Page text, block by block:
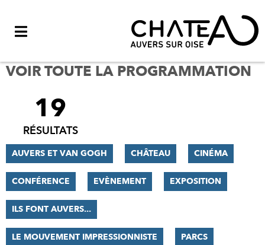
VOIR TOUTE LA PROGRAMMATION
FILTRER
RÉSULTATS
19
RÉSULTATS
AUVERS ET VAN GOGH CHÂTEAU CINÉMA
CONFÉRENCE EVÈNEMENT EXPOSITION
ILS FONT AUVERS...
LE MOUVEMENT IMPRESSIONNISTE PARCS